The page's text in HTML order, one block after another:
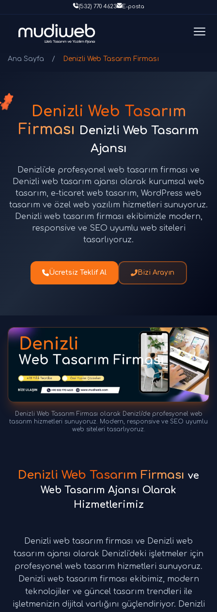
(532) 770 4623 E-posta
Ana Sayfa / Denizli Web Tasarım Firması
Denizli Web Tasarım
Firması Denizli Web Tasarım
Ajansı
Denizli'de profesyonel web tasarım firması ve
Denizli web tasarım ajansı olarak kurumsal web
tasarım, e-ticaret web tasarım, WordPress web
tasarım ve özel web yazılım hizmetleri sunuyoruz.
Denizli web tasarım firması ekibimizle modern,
responsive ve SEO uyumlu web siteleri
tasarlıyoruz.
Ücretsiz Teklif Al Bizi Arayın
Denizli Web Tasarım Firması olarak Denizli'de profesyonel web
tasarım hizmetleri sunuyoruz. Modern, responsive ve SEO uyumlu
web siteleri tasarlıyoruz.
Denizli Web Tasarım Firması ve
Web Tasarım Ajansı Olarak
Hizmetlerimiz
Denizli web tasarım firması ve Denizli web
tasarım ajansı olarak Denizli'deki işletmeler için
profesyonel web tasarım hizmetleri sunuyoruz.
Denizli web tasarım firması ekibimiz, modern
teknolojiler ve güncel tasarım trendleri ile
işletmenizin dijital varlığını güçlendiriyor. Denizli